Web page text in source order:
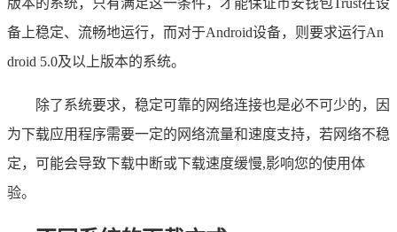
备上稳定、流畅地运行，而对于Android设备，则要求运行An
droid 5.0及以上版本的系统。
除了系统要求，稳定可靠的网络连接也是必不可少的，因
为下载应用程序需要一定的网络流量和速度支持，若网络不稳
定，可能会导致下载中断或下载速度缓慢,影响您的使用体
验。